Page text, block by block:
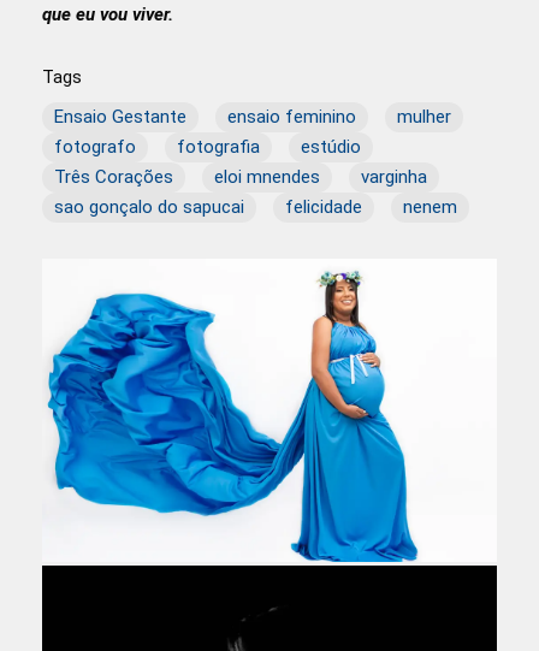
que eu vou viver.
Tags
Ensaio Gestante
ensaio feminino
mulher
fotografo
fotografia
estúdio
Três Corações
eloi mnendes
varginha
sao gonçalo do sapucai
felicidade nenem